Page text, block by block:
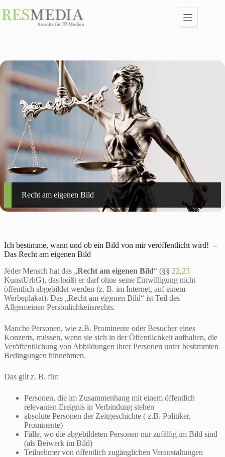
Inhalt
springen
Recht am eigenen Bild
Ich bestimme, wann und ob ein Bild von mir veröffentlicht wird! –
Das Recht am eigenen Bild
Jeder Mensch hat das „Recht am eigenen Bild“ (§§ 22,23
KunstUrhG), das heißt er darf ohne seine Einwilligung nicht
öffentlich abgebildet werden (z. B. im Internet, auf einem
Werbeplakat). Das „Recht am eigenen Bild“ ist Teil des
Allgemeinen Persönlichkeitsrechts.
Manche Personen, wie z.B. Prominente oder Besucher eines
Konzerts, müssen, wenn sie sich in der Öffentlichkeit aufhalten, die
Veröffentlichung von Abbildungen ihrer Personen unter bestimmten
Bedingungen hinnehmen.
Das gilt z. B. für:
Personen, die im Zusammenhang mit einem öffentlich
relevanten Ereignis in Verbindung stehen
absolute Personen der Zeitgeschichte ( z.B. Politiker,
Prominente)
Fälle, wo die abgebildeten Personen nur zufällig im Bild sind
(als Beiwerk im Bild)
Teilnehmer von öffentlich zugänglichen Veranstaltungen